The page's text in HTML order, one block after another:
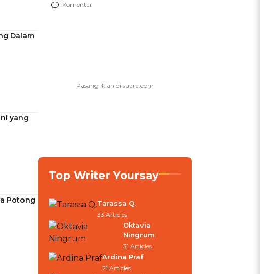
Dalam
yang
Potong
Usai Jadi Brigjen
1 Komentar
Top Writer Yoursay
Tarassa Q.
33 Articles
Oktavia
Ningrum
31 Articles
Ardina Praf
21 Articles